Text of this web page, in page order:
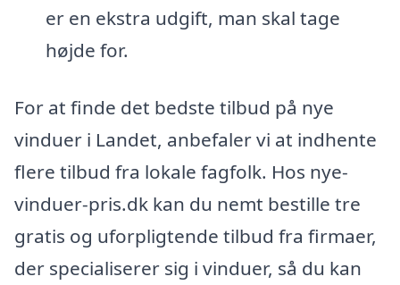
er en ekstra udgift, man skal tage
højde for.
For at finde det bedste tilbud på nye
vinduer i Landet, anbefaler vi at indhente
flere tilbud fra lokale fagfolk. Hos nye-
vinduer-pris.dk kan du nemt bestille tre
gratis og uforpligtende tilbud fra firmaer,
der specialiserer sig i vinduer, så du kan